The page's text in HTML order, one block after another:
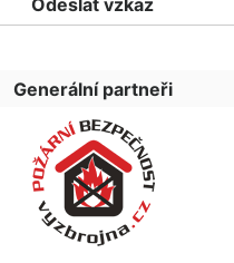
Generální partneři